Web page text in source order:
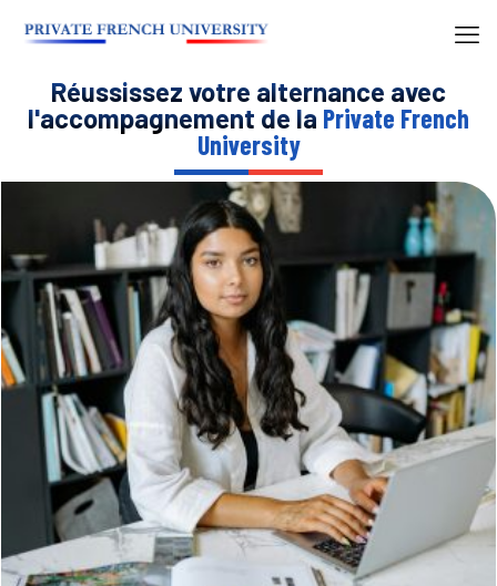
Réussissez votre alternance avec
l'accompagnement de la Private French
University